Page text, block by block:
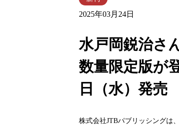
2025年03月24日
水戸岡鋭治さ
数量限定版が
日（水）発売
株式会社JTBパブリッシングは